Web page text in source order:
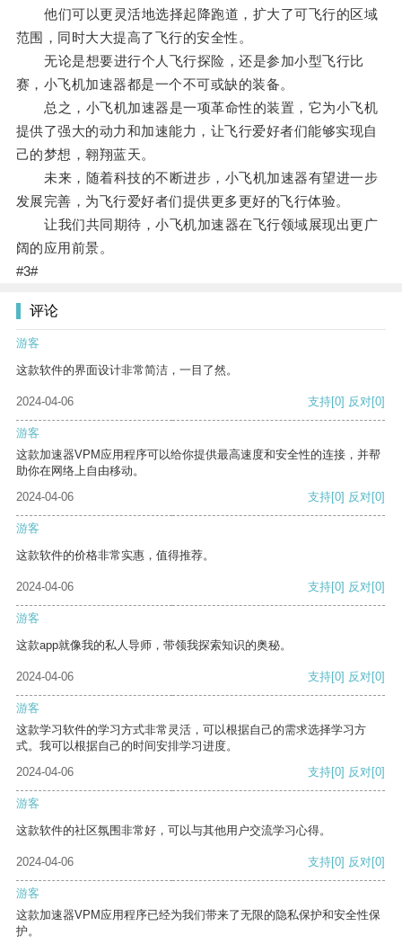
他们可以更灵活地选择起降跑道，扩大了可飞行的区域
范围，同时大大提高了飞行的安全性。
无论是想要进行个人飞行探险，还是参加小型飞行比
赛，小飞机加速器都是一个不可或缺的装备。
总之，小飞机加速器是一项革命性的装置，它为小飞机
提供了强大的动力和加速能力，让飞行爱好者们能够实现自
己的梦想，翱翔蓝天。
未来，随着科技的不断进步，小飞机加速器有望进一步
发展完善，为飞行爱好者们提供更多更好的飞行体验。
让我们共同期待，小飞机加速器在飞行领域展现出更广
阔的应用前景。
#3#
评论
游客
这款软件的界面设计非常简洁，一目了然。
2024-04-06 支持[0] 反对[0]
游客
这款加速器VPM应用程序可以给你提供最高速度和安全性的连接，并帮
助你在网络上自由移动。
2024-04-06
支持[0] 反对[0]
游客
这款软件的价格非常实惠，值得推荐。
2024-04-06 支持[0] 反对[0]
游客
这款app就像我的私人导师，带领我探索知识的奥秘。
2024-04-06 支持[0] 反对[0]
游客
这款学习软件的学习方式非常灵活，可以根据自己的需求选择学习方
式。我可以根据自己的时间安排学习进度。
2024-04-06
支持[0] 反对[0]
游客
这款软件的社区氛围非常好，可以与其他用户交流学习心得。
2024-04-06 支持[0] 反对[0]
游客
这款加速器VPM应用程序已经为我们带来了无限的隐私保护和安全性保
护。